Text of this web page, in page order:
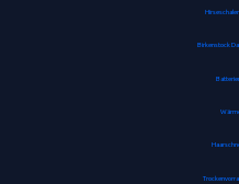
Birkenstock